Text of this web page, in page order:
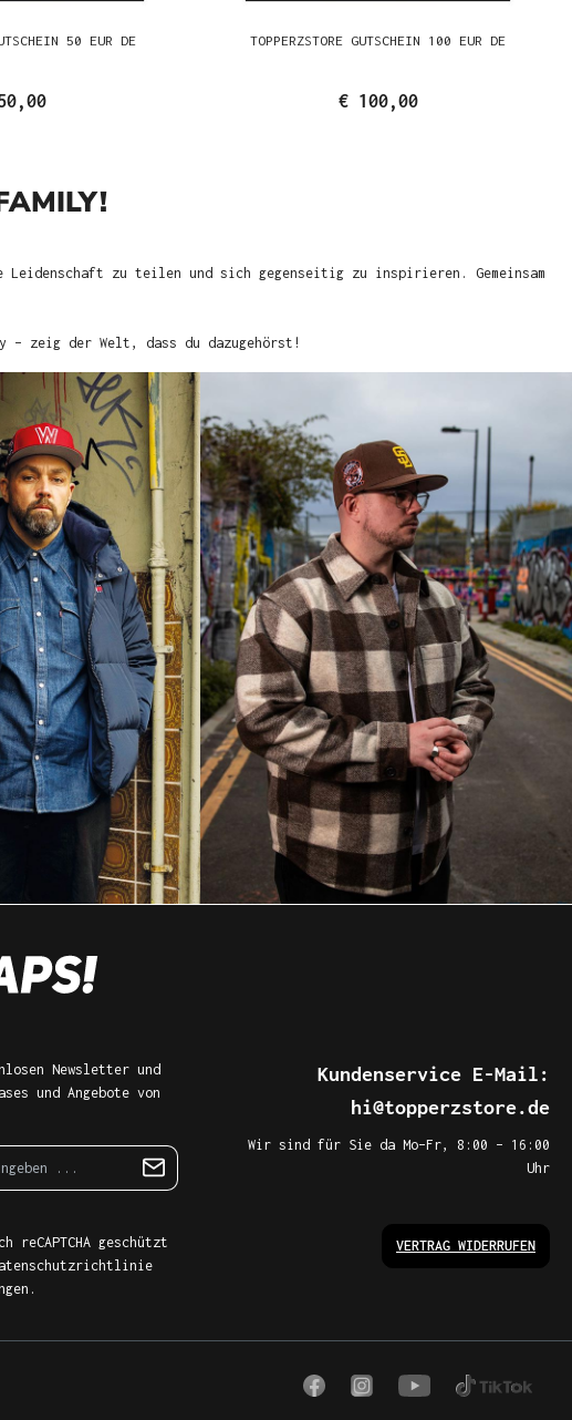
50 EUR DE TOPPERZSTORE GUTSCHEIN 100 EUR DE
€ 100,00
zu teilen und sich gegenseitig zu inspirieren. Gemeinsam
– zeig der Welt, dass du dazugehörst!
Newsletter und
und Angebote von
geschützt
.
Kundenservice E-Mail:
hi@topperzstore.de
Wir sind für Sie da Mo–Fr, 8:00 – 16:00
Uhr
VERTRAG WIDERRUFEN